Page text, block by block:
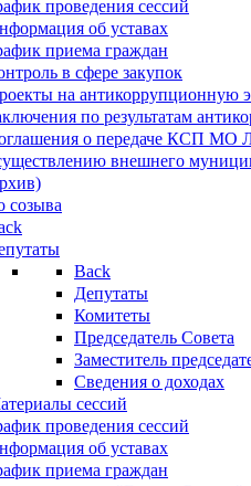
проведения сессий
об уставах
приема граждан
в сфере закупок
на антикоррупционную
по результатам
о передаче КСП МО
внешнего
созыва
Back
Депутаты
Комитеты
Председатель Совета
Заместитель
Сведения о доходах
сессий
проведения сессий
об уставах
приема граждан